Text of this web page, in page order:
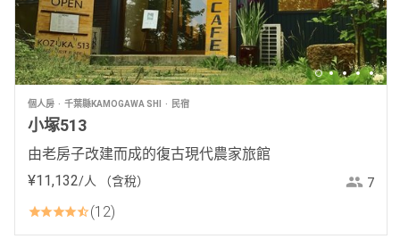
個人房 千葉縣KAMOGAWA SHI 民宿
小塚513
由老房子改建而成的復古現代農家旅館
¥11,132/人 （含稅） 7
12